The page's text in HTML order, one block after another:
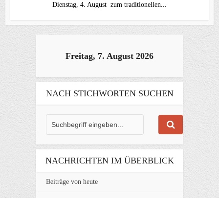
Dienstag, 4. August zum traditionellen...
Freitag, 7. August 2026
NACH STICHWORTEN SUCHEN
NACHRICHTEN IM ÜBERBLICK
Beiträge von heute